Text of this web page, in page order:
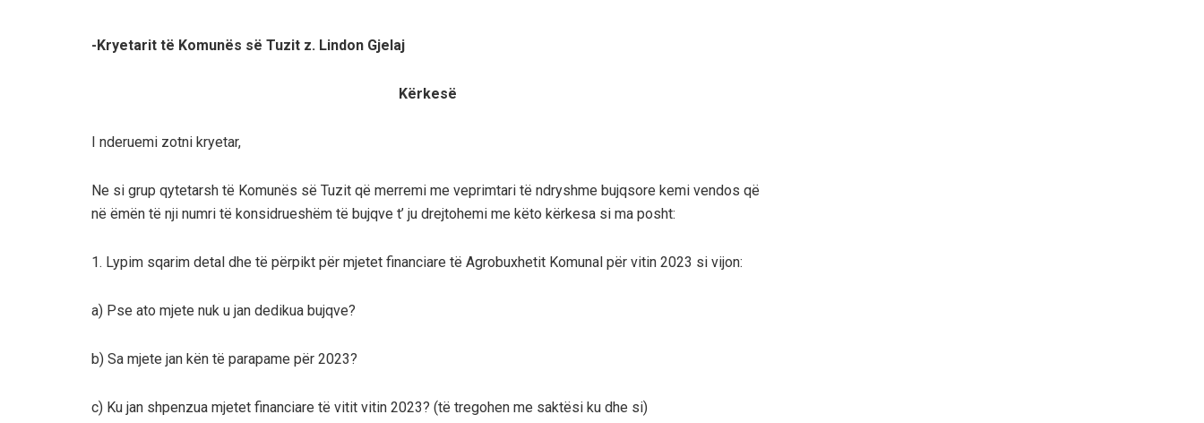
-Kryetarit të Komunës së Tuzit z. Lindon Gjelaj
Kërkesë
I nderuemi zotni kryetar,
Ne si grup qytetarsh të Komunës së Tuzit që merremi me veprimtari të ndryshme bujqsore kemi vendos që
në ëmën të nji numri të konsidrueshëm të bujqve t’ ju drejtohemi me këto kërkesa si ma posht:
1. Lypim sqarim detal dhe të përpikt për mjetet financiare të Agrobuxhetit Komunal për vitin 2023 si vijon:
a) Pse ato mjete nuk u jan dedikua bujqve?
b) Sa mjete jan kën të parapame për 2023?
c) Ku jan shpenzua mjetet financiare të vitit vitin 2023? (të tregohen me saktësi ku dhe si)